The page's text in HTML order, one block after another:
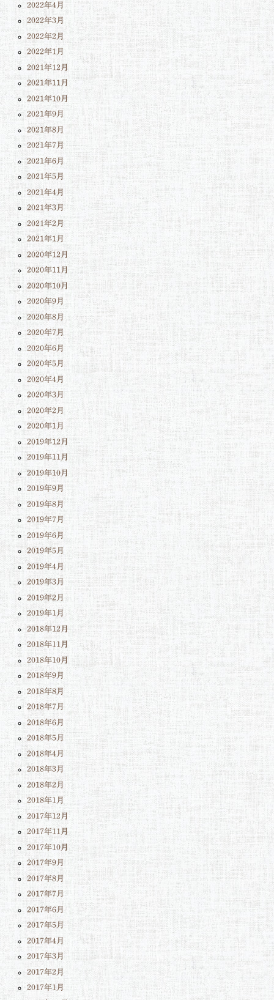
2022年4月
2022年3月
2022年2月
2022年1月
2021年12月
2021年11月
2021年10月
2021年9月
2021年8月
2021年7月
2021年6月
2021年5月
2021年4月
2021年3月
2021年2月
2021年1月
2020年12月
2020年11月
2020年10月
2020年9月
2020年8月
2020年7月
2020年6月
2020年5月
2020年4月
2020年3月
2020年2月
2020年1月
2019年12月
2019年11月
2019年10月
2019年9月
2019年8月
2019年7月
2019年6月
2019年5月
2019年4月
2019年3月
2019年2月
2019年1月
2018年12月
2018年11月
2018年10月
2018年9月
2018年8月
2018年7月
2018年6月
2018年5月
2018年4月
2018年3月
2018年2月
2018年1月
2017年12月
2017年11月
2017年10月
2017年9月
2017年8月
2017年7月
2017年6月
2017年5月
2017年4月
2017年3月
2017年2月
2017年1月